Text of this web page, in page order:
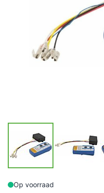
Op voorraad